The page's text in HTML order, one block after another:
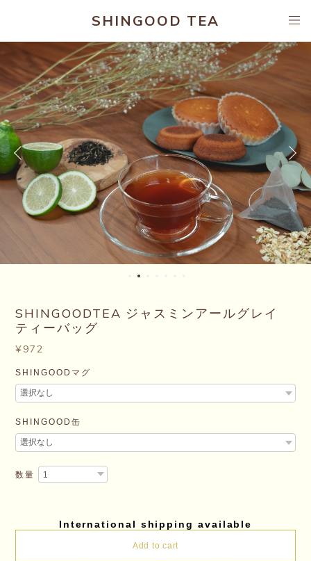
SHINGOOD TEA
SHINGOODTEA ジャスミンアールグレイ
ティーバッグ
¥972
SHINGOODマグ
SHINGOOD缶
数量
International shipping available
Add to cart